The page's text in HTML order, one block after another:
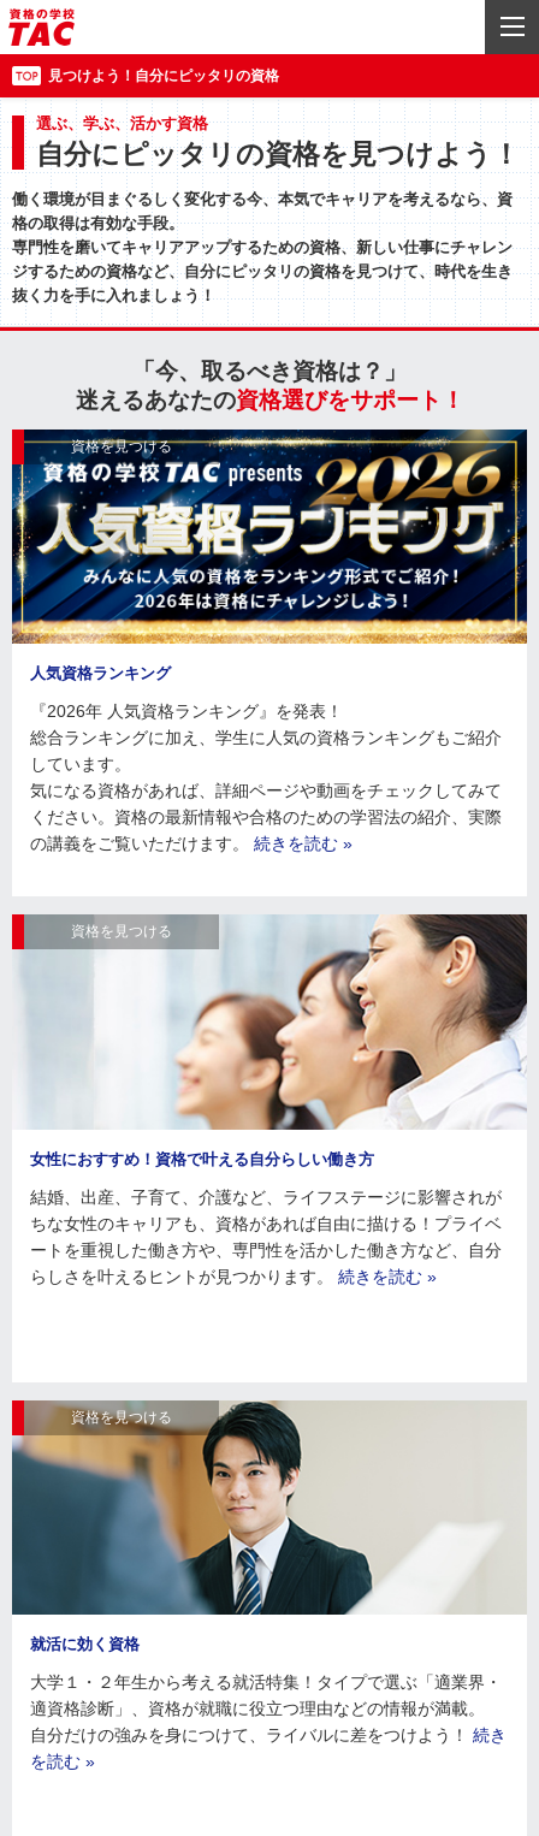
見つけよう！自分にピッタリの資格
選ぶ、学ぶ、活かす資格
自分にピッタリの資格を見つけよう！
働く環境が目まぐるしく変化する今、本気でキャリアを考えるなら、資
格の取得は有効な手段。
専門性を磨いてキャリアアップするための資格、新しい仕事にチャレン
ジするための資格など、自分にピッタリの資格を見つけて、時代を生き
抜く力を手に入れましょう！
「今、取るべき資格は？」
迷えるあなたの資格選びをサポート！
資格を見つける
人気資格ランキング
『2026年 人気資格ランキング』を発表！
総合ランキングに加え、学生に人気の資格ランキングもご紹介
しています。
気になる資格があれば、詳細ページや動画をチェックしてみて
ください。資格の最新情報や合格のための学習法の紹介、実際
の講義をご覧いただけます。
続きを読む »
資格を見つける
女性におすすめ！資格で叶える自分らしい働き方
結婚、出産、子育て、介護など、ライフステージに影響されが
ちな女性のキャリアも、資格があれば自由に描ける！プライベ
ートを重視した働き方や、専門性を活かした働き方など、自分
らしさを叶えるヒントが見つかります。
続きを読む »
資格を見つける
就活に効く資格
大学１・２年生から考える就活特集！タイプで選ぶ「適業界・
適資格診断」、資格が就職に役立つ理由などの情報が満載。
自分だけの強みを身につけて、ライバルに差をつけよう！
続き
を読む »